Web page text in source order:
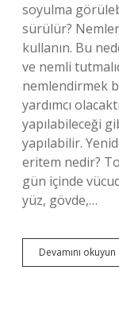
soyulma
sürülür?
kullanın. Bu
ve nemli
nemlendirmek
yardımcı
yapılabileceği
yapılabilir.
eritem nedir?
gün içinde
yüz, gövde,…
Devamını okuyun